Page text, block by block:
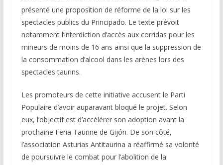
présenté une proposition de réforme de la loi sur les
spectacles publics du Principado. Le texte prévoit
notamment l’interdiction d’accès aux corridas pour les
mineurs de moins de 16 ans ainsi que la suppression de
la consommation d’alcool dans les arènes lors des
spectacles taurins.
Les promoteurs de cette initiative accusent le Parti
Populaire d’avoir auparavant bloqué le projet. Selon
eux, l’objectif est d’accélérer son adoption avant la
prochaine Feria Taurine de Gijón. De son côté,
l’association Asturias Antitaurina a réaffirmé sa volonté
de poursuivre le combat pour l’abolition de la